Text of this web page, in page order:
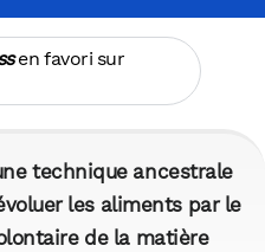
en favori sur
technique ancestrale
les aliments par le
de la matière